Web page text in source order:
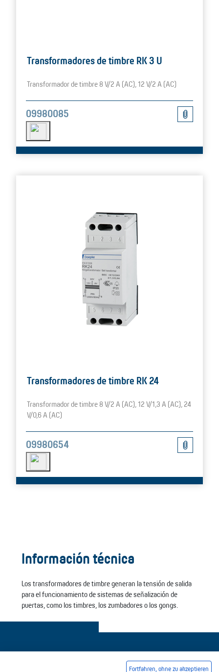
Transformadores de timbre RK 3 U
Transformador de timbre 8 V/2 A (AC), 12 V/2 A (AC)
09980085
Transformadores de timbre RK 24
Transformador de timbre 8 V/2 A (AC), 12 V/1,3 A (AC), 24
V/0,6 A (AC)
09980654
Información técnica
Los transformadores de timbre generan la tensión de salida
para el funcionamiento de sistemas de señalización de
puertas, como los timbres, los zumbadores o los gongs.
Fortfahren, ohne zu akzeptieren